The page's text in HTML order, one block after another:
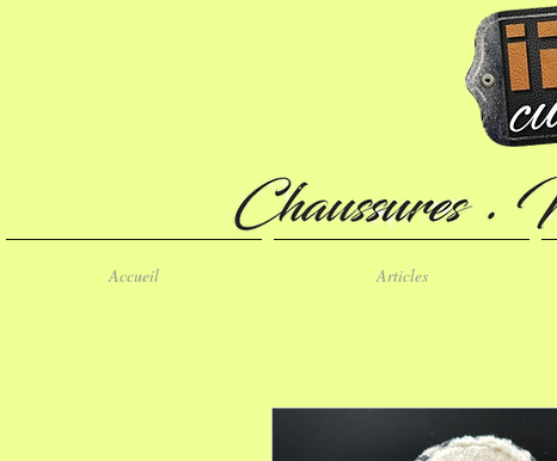
Accueil Articles